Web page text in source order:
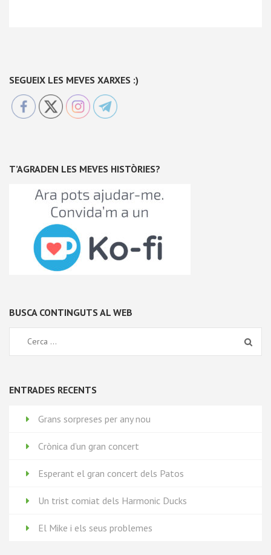
SEGUEIX LES MEVES XARXES :)
T’AGRADEN LES MEVES HISTÒRIES?
BUSCA CONTINGUTS AL WEB
ENTRADES RECENTS
Grans sorpreses per any nou
Crònica d’un gran concert
Esperant el gran concert dels Patos
Un trist comiat dels Harmonic Ducks
El Mike i els seus problemes